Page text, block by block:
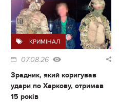
КРИМІНАЛ
07.08.26
Зрадник, який коригував
удари по Харкову, отримав
15 років